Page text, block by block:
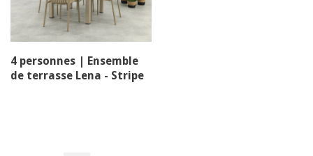
4 personnes | Ensemble
de terrasse Lena - Stripe